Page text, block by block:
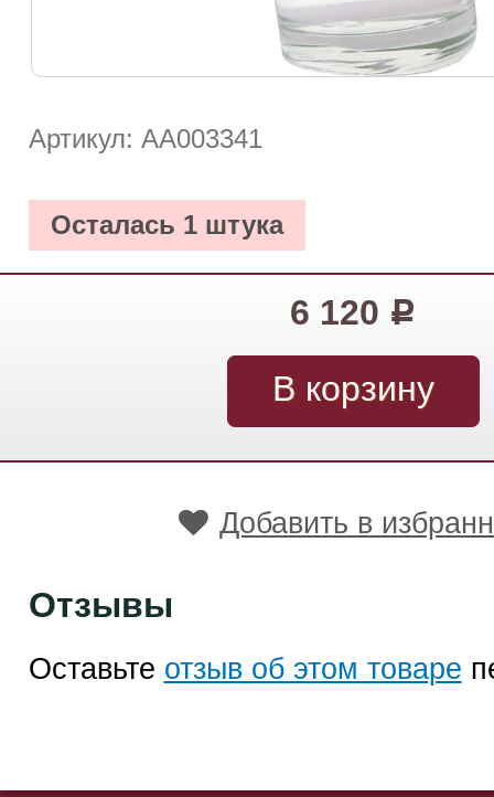
Артикул: АА003341
Осталась 1 штука
6 120 Р
Добавить в
Отзывы
Оставьте отзыв об этом товаре